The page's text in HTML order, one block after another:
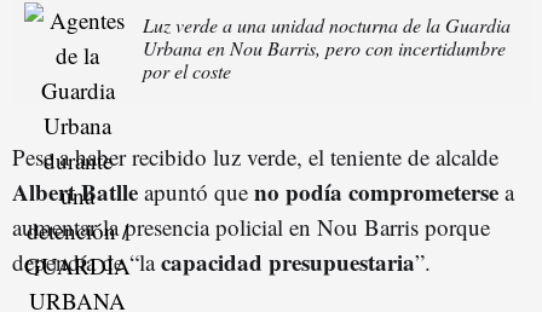
Luz verde a una unidad nocturna de la Guardia
Urbana en Nou Barris, pero con incertidumbre
por el coste
Pese a haber recibido luz verde, el teniente de alcalde
Albert Batlle apuntó que no podía comprometerse a
aumentar la presencia policial en Nou Barris porque
dependía de “lacapacidad presupuestaria”.